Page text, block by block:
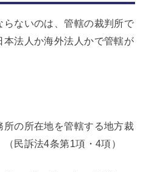
ないのは、管轄の裁判所で
法人か海外法人かで管轄が
の所在地を管轄する地方裁
民訴法4条第1項・4項）